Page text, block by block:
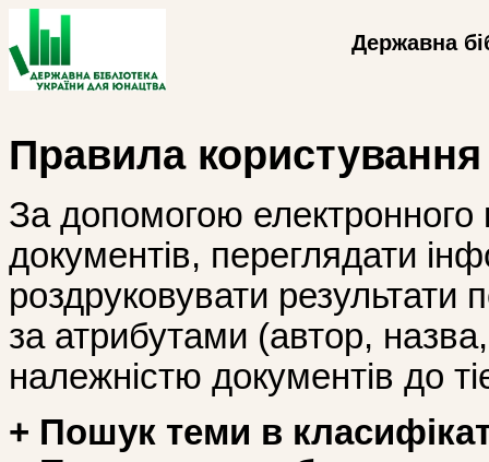
Державна
Правила
За допомогою
документів, переглядати
роздруковувати
за атрибутами (автор, назва,
належністю документів до
+ Пошук теми в